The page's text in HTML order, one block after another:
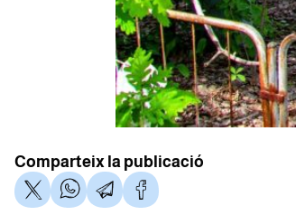
Comparteix la publicació